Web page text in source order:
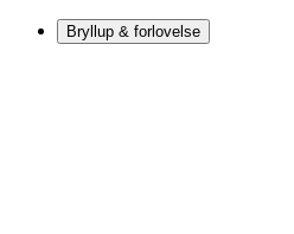
Bryllup & forlovelse